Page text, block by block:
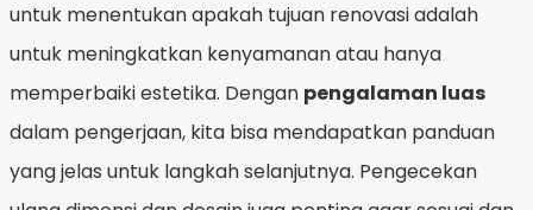
untuk menentukan apakah tujuan renovasi adalah
untuk meningkatkan kenyamanan atau hanya
memperbaiki estetika. Dengan pengalaman luas
dalam pengerjaan, kita bisa mendapatkan panduan
yang jelas untuk langkah selanjutnya. Pengecekan